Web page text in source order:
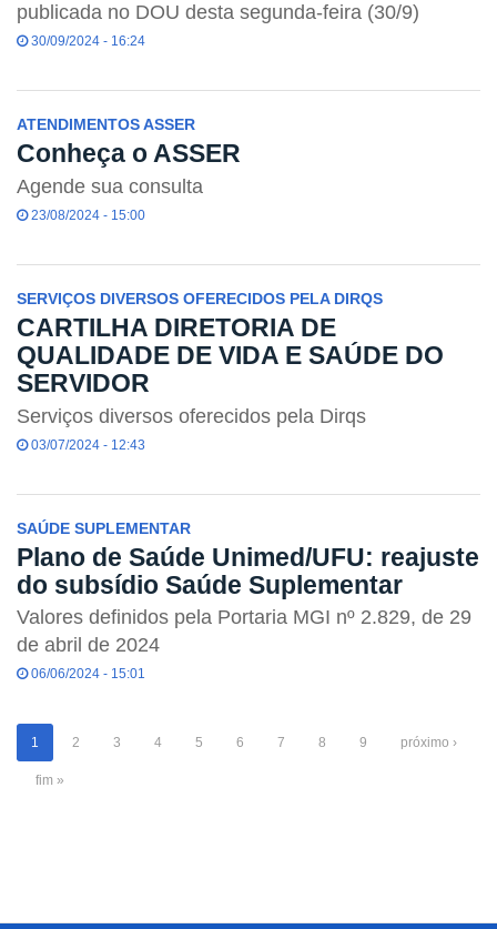
publicada no DOU desta segunda-feira (30/9)
30/09/2024 - 16:24
ATENDIMENTOS ASSER
Conheça o ASSER
Agende sua consulta
23/08/2024 - 15:00
SERVIÇOS DIVERSOS OFERECIDOS PELA DIRQS
CARTILHA DIRETORIA DE
QUALIDADE DE VIDA E SAÚDE DO
SERVIDOR
Serviços diversos oferecidos pela Dirqs
03/07/2024 - 12:43
SAÚDE SUPLEMENTAR
Plano de Saúde Unimed/UFU: reajuste
do subsídio Saúde Suplementar
Valores definidos pela Portaria MGI nº 2.829, de 29
de abril de 2024
06/06/2024 - 15:01
1 2 3 4 5 6 7 8 9 próximo ›
fim »